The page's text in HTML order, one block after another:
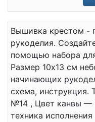
Вышивка крестом -
рукоделия.
помощью набора
Размер 10x13 см
начинающих
схема,
№14 , Цвет канвы —
техника